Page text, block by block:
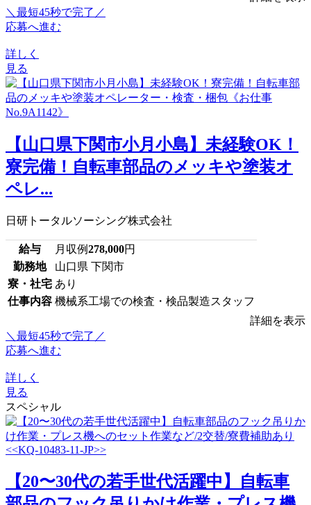
＼最短45秒で完了／
応募へ進む
詳しく
見る
【山口県下関市小月小島】未経験OK！
寮完備！自転車部品のメッキや塗装オ
ペレ...
日研トータルソーシング株式会社
給与 月収例278,000円
勤務地
山口県 下関市
寮・社宅 あり
仕事内容 機械系工場での検査・検品製造スタッフ
詳細を表示
＼最短45秒で完了／
応募へ進む
詳しく
見る
スペシャル
【20〜30代の若手世代活躍中】自転車